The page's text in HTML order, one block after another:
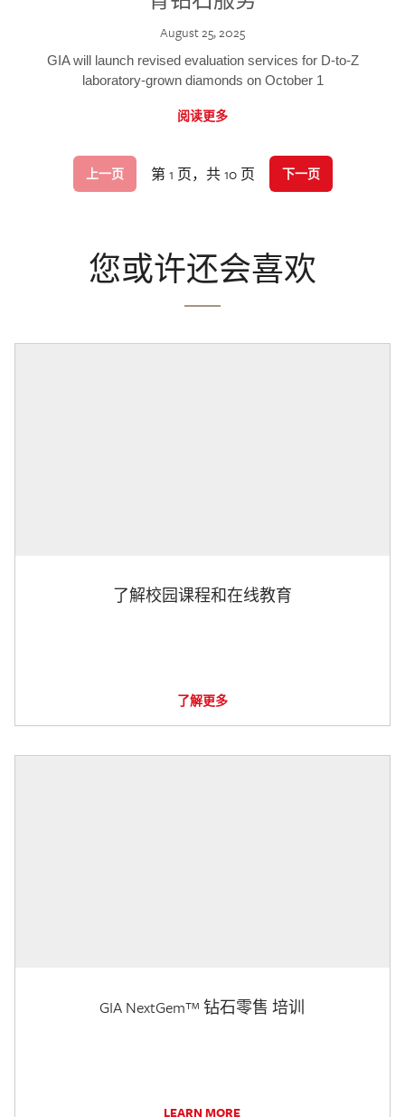
August 25, 2025
GIA will launch revised evaluation services for D-to-Z
laboratory-grown diamonds on October 1
阅读更多
上一页 第 1 页，共 10 页 下一页
您或许还会喜欢
了解校园课程和在线教育
了解更多
GIA NextGem™ 钻石零售 培训
LEARN MORE